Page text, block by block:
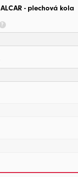
ALCAR - plechová kola